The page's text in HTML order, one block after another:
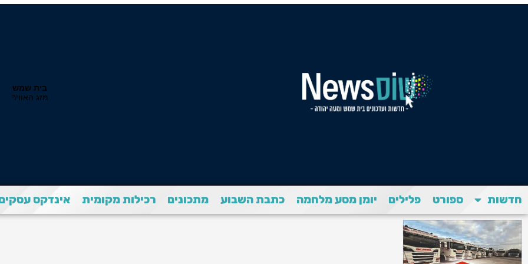
חדשות ספורט פלילים יומן מסע מלחמה כתבת השבוע מתכונים רכילות מקומית אינדקס